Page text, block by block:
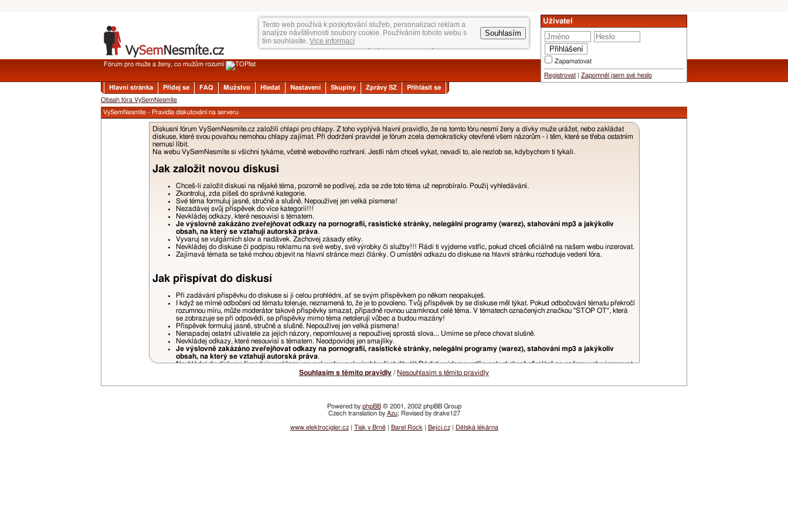
Tento web používá k poskytování služeb, personalizaci reklam a
analýze návštěvnosti soubory cookie. Používáním tohoto webu s
tím souhlasíte. Vice informací
Souhlasím
Uživatel
Zapamatovat
Registrovat Zapomněl jsem své heslo
Fórum pro muže a ženy, co mužům rozumí
Hlavní stránka Přidej se FAQ Mužstvo Hledat Nastavení Skupiny Zprávy SZ
Přihlásit se
Obsah fóra VySemNesmíte
VySemNesmíte - Pravidla diskutování na serveru
Diskusní fórum VySemNesmíte.cz založili chlapi pro chlapy. Z toho vyplývá hlavní pravidlo, že na tomto fóru nesmí ženy a dívky muže urážet, nebo zakládat
diskuse, které svou povahou nemohou chlapy zajímat. Při dodržení pravidel je fórum zcela demokraticky otevřené všem názorům - i těm, které se třeba ostatním
nemusí líbit.
Na webu VySemNesmíte si všichni tykáme, včetně webového rozhraní. Jestli nám chceš vykat, nevadí to, ale nezlob se, kdybychom ti tykali.
Jak založit novou diskusi
Chceš-li založit diskusi na nějaké téma, pozorně se podívej, zda se zde toto téma už neprobíralo. Použij vyhledávání.
Zkontroluj, zda píšeš do správné kategorie.
Své téma formuluj jasně, stručně a slušně. Nepoužívej jen velká písmena!
Nezadávej svůj příspěvek do více kategorií!!!
Nevkládej odkazy, které nesouvisí s tématem.
Je výslovně zakázáno zveřejňovat odkazy na pornografii, rasistické stránky, nelegální programy (warez), stahování mp3 a jakýkoliv
obsah, na který se vztahují autorská práva.
Vyvaruj se vulgárních slov a nadávek. Zachovej zásady etiky.
Nevkládej do diskuse či podpisu reklamu na své weby, své výrobky či služby!!! Rádi ti vyjdeme vstříc, pokud chceš oficiálně na našem webu inzerovat.
Zajímavá témata se také mohou objevit na hlavní stránce mezi články. O umístění odkazu do diskuse na hlavní stránku rozhoduje vedení fóra.
Jak přispívat do diskusí
Při zadávání příspěvku do diskuse si ji celou prohlédni, ať se svým příspěvkem po někom neopakuješ.
I když se mírné odbočení od tématu toleruje, neznamená to, že je to povoleno. Tvůj příspěvek by se diskuse měl týkat. Pokud odbočování tématu překročí
rozumnou míru, může moderátor takové příspěvky smazat, případně rovnou uzamknout celé téma. V tématech označených značkou "STOP OT", která
se zobrazuje se při odpovědi, se příspěvky mimo téma netolerují vůbec a budou mazány!
Příspěvek formuluj jasně, stručně a slušně. Nepoužívej jen velká písmena!
Nenapadej ostatní uživatele za jejich názory, nepomlouvej a nepoužívej sprostá slova... Umíme se přece chovat slušně.
Nevkládej odkazy, které nesouvisí s tématem. Neodpovídej jen smajlíky.
Je výslovně zakázáno zveřejňovat odkazy na pornografii, rasistické stránky, nelegální programy (warez), stahování mp3 a jakýkoliv
obsah, na který se vztahují autorská práva.
Nevkládej do diskuse či podpisu reklamu na své weby, své výrobky či služby!!! Rádi ti vyjdeme vstříc, pokud chceš oficiálně na našem webu inzerovat.
Pokud někoho cituješ (quote), ponech jen tu část původního příspěvku, na kterou reaguješ, odstraň zbytečné citace, obrázky, videa a podobné datově, či
Necituj příspěvky, které jsou přímo nad tvým příspěvkem. Pokud z předchozího příspěvku chceš vypíchnout např. slovní spojení, je to povoleno. Citace
Příspěvky nedodržující pravidela fóra, které ohrožují přehlednost diskusí a řádný chod webu, budou mazány, přesouvány, či editovány moderátory dle jejich
Souhlasím s těmito pravidly / Nesouhlasím s těmito pravidly
Powered by phpBB© 2001, 2002 phpBB Group
Czech translation by Azu; Revised by drake127
www.elektrocigler.cz| Tisk v Brně| Barel Rock Bejci.cz| Dětská lékárna